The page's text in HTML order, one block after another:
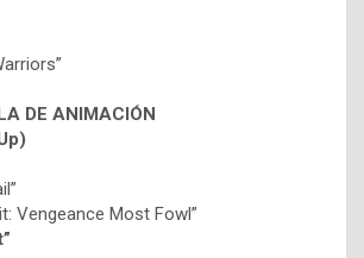
DE ANIMACIÓN
Vengeance Most Fowl”